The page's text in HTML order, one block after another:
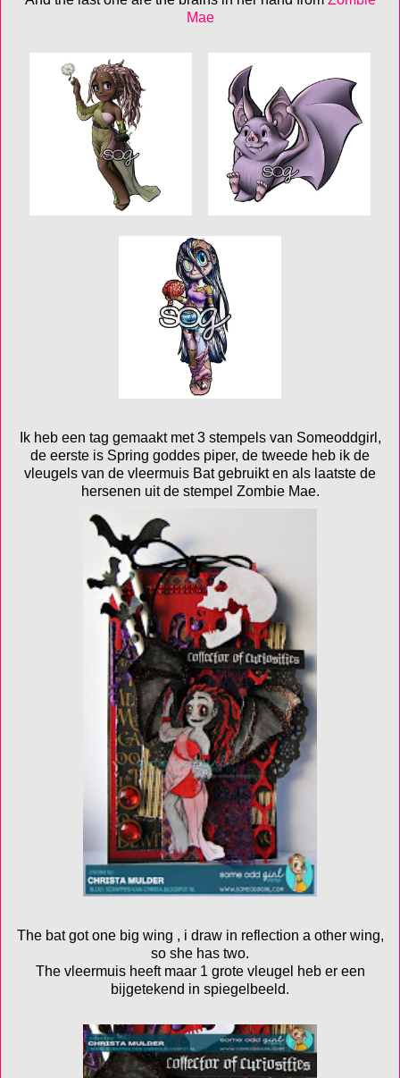
Mae
Ik heb een tag gemaakt met 3 stempels van Someoddgirl,
de eerste is Spring goddes piper, de tweede heb ik de
vleugels van de vleermuis Bat gebruikt en als laatste de
hersenen uit de stempel Zombie Mae.
The bat got one big wing , i draw in reflection a other wing,
so she has two.
The vleermuis heeft maar 1 grote vleugel heb er een
bijgetekend in spiegelbeeld.